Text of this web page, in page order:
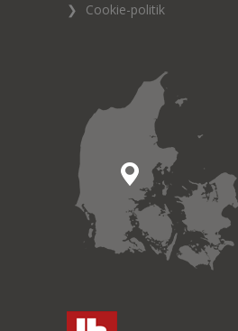
❯
Cookie-politik